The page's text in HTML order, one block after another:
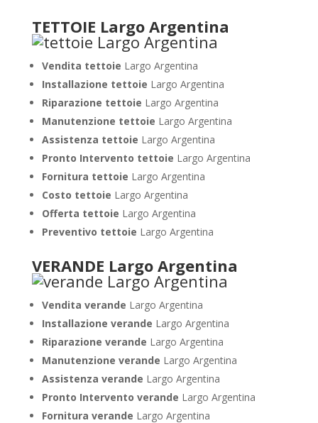
TETTOIE Largo Argentina
Vendita tettoie Largo Argentina
Installazione tettoie Largo Argentina
Riparazione tettoie Largo Argentina
Manutenzione tettoie Largo Argentina
Assistenza tettoie Largo Argentina
Pronto Intervento tettoie Largo Argentina
Fornitura tettoie Largo Argentina
Costo tettoie Largo Argentina
Offerta tettoie Largo Argentina
Preventivo tettoie Largo Argentina
VERANDE Largo Argentina
Vendita verande Largo Argentina
Installazione verande Largo Argentina
Riparazione verande Largo Argentina
Manutenzione verande Largo Argentina
Assistenza verande Largo Argentina
Pronto Intervento verande Largo Argentina
Fornitura verande Largo Argentina